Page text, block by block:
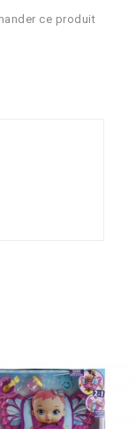
ce produit